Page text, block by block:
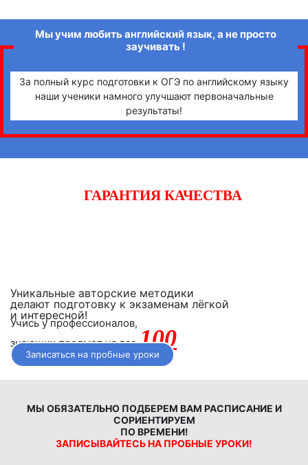
Мы учим любить английский язык, а не просто
заучивать !
За полный курс подготовки к ОГЭ по английскому языку
наши ученики намного улучшают первоначальные
результаты!
ГАРАНТИЯ КАЧЕСТВА
Уникальные авторские методики
делают подготовку к экзаменам лёгкой
и интересной!
Учись у профессионалов,
знающих предмет на все100
Записаться на пробные уроки
МЫ ОБЯЗАТЕЛЬНО ПОДБЕРЕМ ВАМ РАСПИСАНИЕ И
СОРИЕНТИРУЕМ
ПО ВРЕМЕНИ!
ЗАПИСЫВАЙТЕСЬ НА ПРОБНЫЕ УРОКИ!